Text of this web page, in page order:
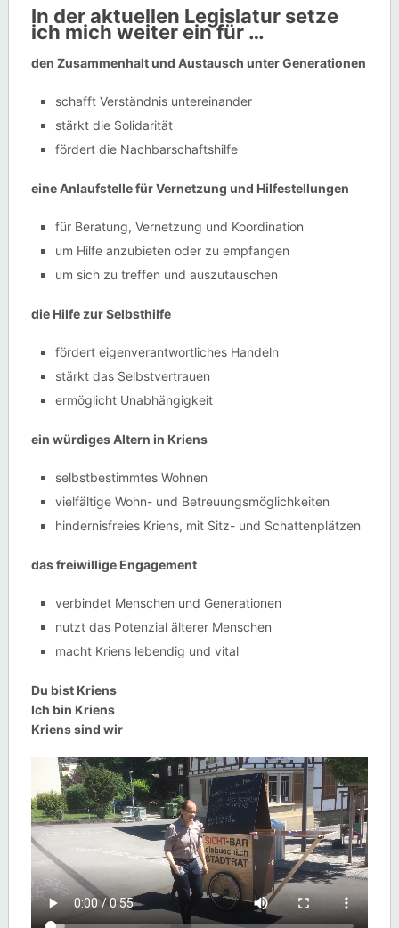
In der aktuellen Legislatur setze
ich mich weiter ein für …
den Zusammenhalt und Austausch unter Generationen
schafft Verständnis untereinander
stärkt die Solidarität
fördert die Nachbarschaftshilfe
eine Anlaufstelle für Vernetzung und Hilfestellungen
für Beratung, Vernetzung und Koordination
um Hilfe anzubieten oder zu empfangen
um sich zu treffen und auszutauschen
die Hilfe zur Selbsthilfe
fördert eigenverantwortliches Handeln
stärkt das Selbstvertrauen
ermöglicht Unabhängigkeit
ein würdiges Altern in Kriens
selbstbestimmtes Wohnen
vielfältige Wohn- und Betreuungsmöglichkeiten
hindernisfreies Kriens, mit Sitz- und Schattenplätzen
das freiwillige Engagement
verbindet Menschen und Generationen
nutzt das Potenzial älterer Menschen
macht Kriens lebendig und vital
Du bist Kriens
Ich bin Kriens
Kriens sind wir